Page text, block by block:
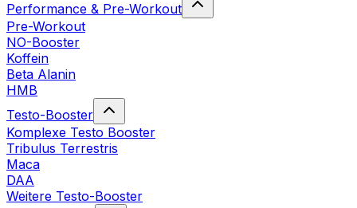
Performance & Pre-Workout
Pre-Workout
NO-Booster
Koffein
Beta Alanin
HMB
Testo-Booster
Komplexe Testo Booster
Tribulus Terrestris
Maca
DAA
Weitere Testo-Booster